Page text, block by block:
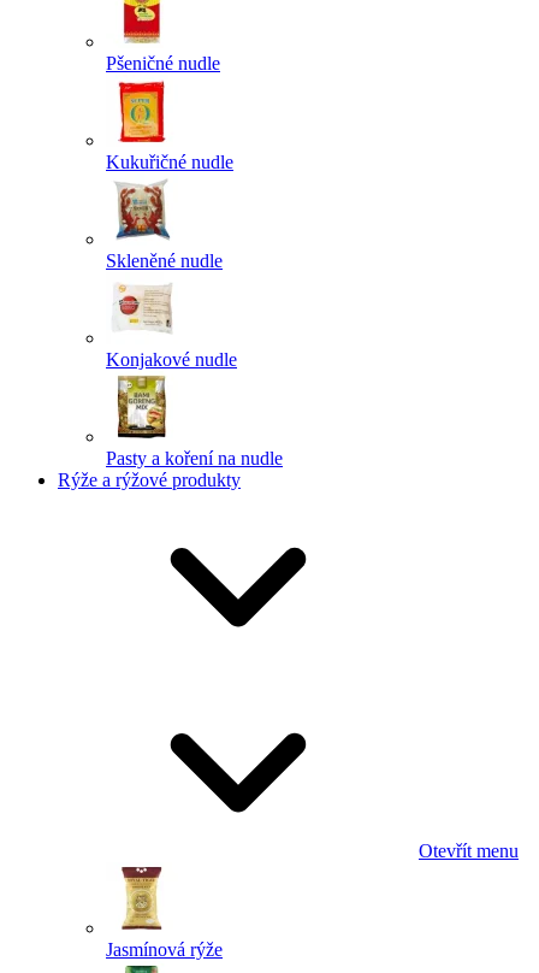
Pšeničné nudle
Kukuřičné nudle
Skleněné nudle
Konjakové nudle
Pasty a koření na nudle
Rýže a rýžové produkty
Otevřít menu
Jasmínová rýže